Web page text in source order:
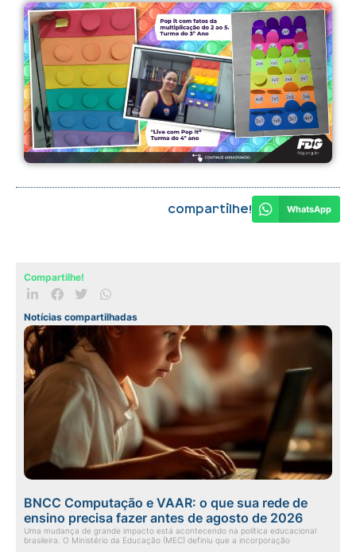
Compartilhe! WhatsApp
Compartilhe!
Notícias compartilhadas
BNCC Computação e VAAR: o que sua rede de
ensino precisa fazer antes de agosto de 2026
Uma mudança de grande impacto está acontecendo na política educacional
brasileira. O Ministério da Educação (MEC) definiu que a incorporação